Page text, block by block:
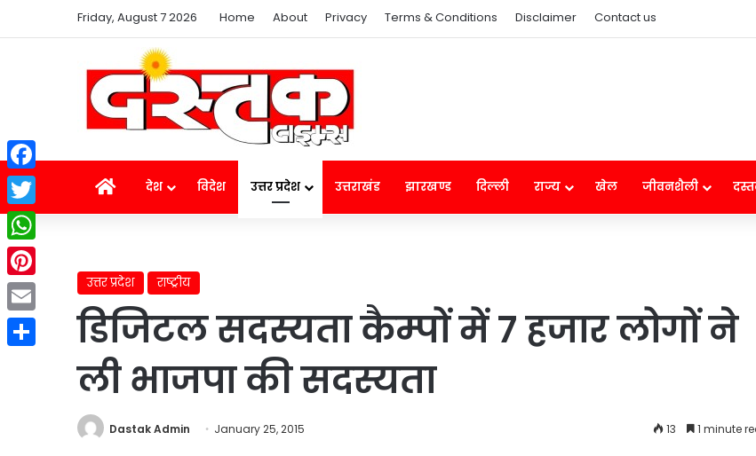
Friday, August 7 2026 Home About Privacy Terms & Conditions Disclaimer Contact us
Homeदेश विदेश उत्तर प्रदेश उत्तराखंड झारखण्ड दिल्ली राज्य खेल जीवनशैली
उत्तर प्रदेश राष्ट्रीय
डिजिटल सदस्यता कैम्पों में 7 हजार लोगों ने
ली भाजपा की सदस्यता
Dastak Admin January 25, 2015 13 1 minute
Facebook
Twitter
WhatsApp
Pinterest
Email